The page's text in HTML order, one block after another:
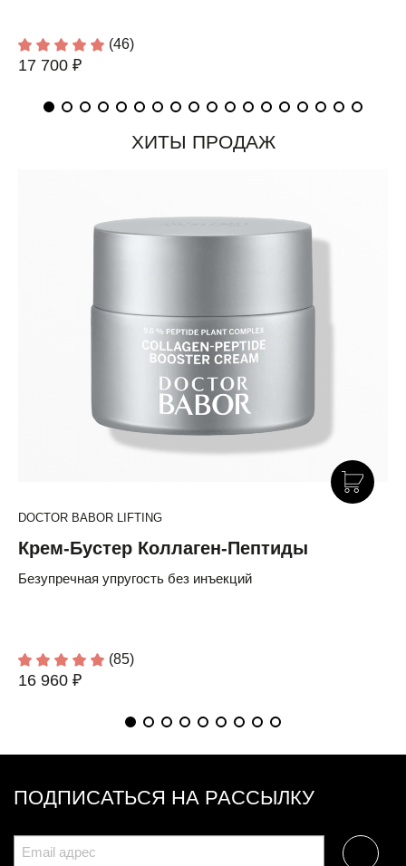
(46)
17 700 ₽
ХИТЫ ПРОДАЖ
DOCTOR BABOR LIFTING
Крем-Бустер Коллаген-Пептиды
Безупречная упругость без инъекций
(85)
16 960 ₽
ПОДПИСАТЬСЯ НА РАССЫЛКУ